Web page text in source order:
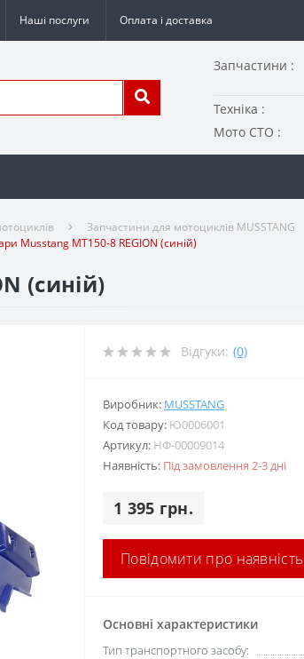
Наші послуги Оплата і доставка
Запчастини :
Техніка :
Мото СТО :
Запчастини для мотоциклів MUSSTANG
Musstang MT150-8 REGION (синій)
(синій)
Відгуки: (0)
Виробник: MUSSTANG
Код товару: Ю0006001
Артикул: НФ-00009014
Наявність: Під замовлення 2-3 дні
1 395 грн.
Повідомити про наявність
Основні характеристики
Тип транспортного засобу: